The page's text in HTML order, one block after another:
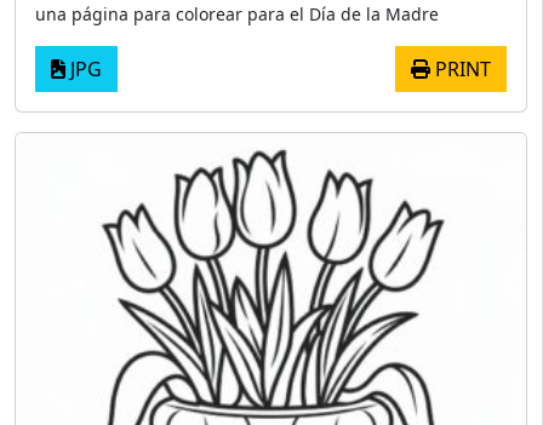
una página para colorear para el Día de la Madre
JPG PRINT